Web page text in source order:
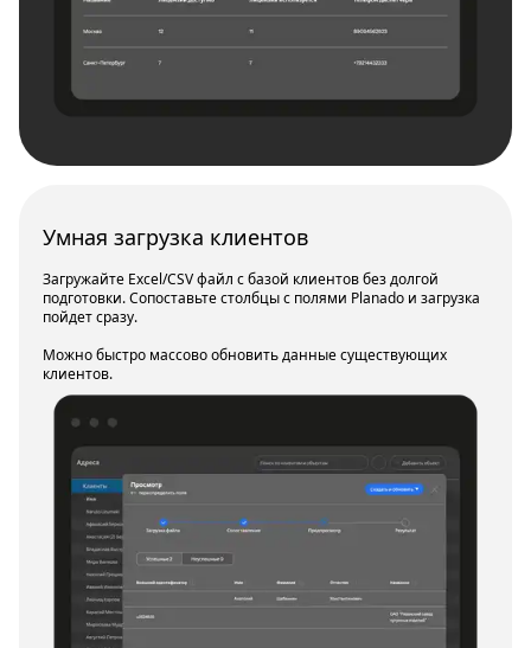
Умная загрузка клиентов
Загружайте Excel/CSV файл с базой клиентов без долгой
подготовки. Сопоставьте столбцы с полями Planado и загрузка
пойдет сразу.
Можно быстро массово обновить данные существующих
клиентов.